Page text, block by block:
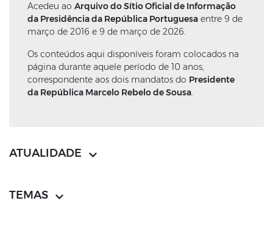
Acedeu ao Arquivo do Sítio Oficial de Informação
da Presidência da República Portuguesa entre 9 de
março de 2016 e 9 de março de 2026.
Os conteúdos aqui disponíveis foram colocados na
página durante aquele período de 10 anos,
correspondente aos dois mandatos do Presidente
da República Marcelo Rebelo de Sousa.
ATUALIDADE
TEMAS